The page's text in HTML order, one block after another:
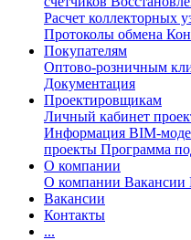
Расчет коллекторных
Протоколы обмена
Покупателям
Оптово-розничным
Документация
Проектировщикам
Личный кабинет
Информация BIM-
проекты Программа
О компании
О компании Вакансии
Вакансии
Контакты
...